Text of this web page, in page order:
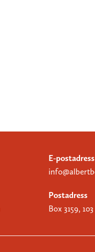
E-postadress
Postadress
Box 3159,